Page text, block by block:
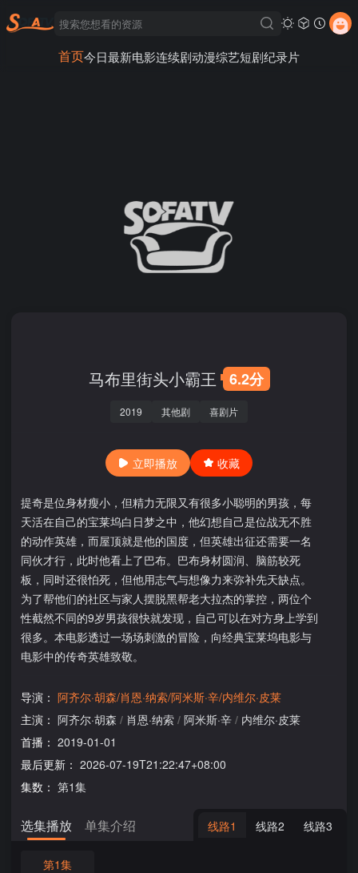
首页今日最新电影连续剧动漫综艺短剧纪录片
马布里街头小霸王 6.2分
2019 其他剧 喜剧片
立即播放 收藏
提奇是位身材瘦小，但精力无限又有很多小聪明的男孩，每
天活在自己的宝莱坞白日梦之中，他幻想自己是位战无不胜
的动作英雄，而屋顶就是他的国度，但英雄出征还需要一名
同伙才行，此时他看上了巴布。巴布身材圆润、脑筋较死
板，同时还很怕死，但他用志气与想像力来弥补先天缺点。
为了帮他们的社区与家人摆脱黑帮老大拉杰的掌控，两位个
性截然不同的9岁男孩很快就发现，自己可以在对方身上学到
很多。本电影透过一场场刺激的冒险，向经典宝莱坞电影与
电影中的传奇英雄致敬。
导演： 阿齐尔·胡森/肖恩·纳索/阿米斯·辛/内维尔·皮莱
主演： 阿齐尔·胡森 / 肖恩·纳索 / 阿米斯·辛 / 内维尔·皮莱
首播： 2019-01-01
最后更新： 2026-07-19T21:22:47+08:00
集数： 第1集
选集播放 单集介绍 线路1 线路2 线路3
第1集